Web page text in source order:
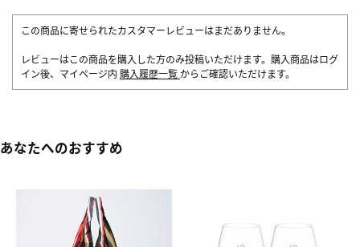
この商品に寄せられたカスタマーレビューはまだありません。
レビューはこの商品を購入した方のみ投稿いただけます。購入商品はログ
イン後、マイページ内 購入履歴一覧 からご確認いただけます。
あなたへのおすすめ